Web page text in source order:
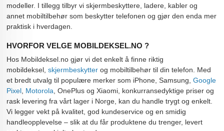
modeller. I tillegg tilbyr vi skjermbeskyttere, ladere, kabler og
annet mobiltilbehør som beskytter telefonen og gjør den enda mer
praktisk i hverdagen.
HVORFOR VELGE MOBILDEKSEL.NO ?
Hos Mobildeksel.no gjør vi det enkelt å finne riktig
mobildeksel,skjermbeskytter og mobiltilbehør til din telefon. Med
et bredt utvalg til populære merker som iPhone, Samsung,Google
Pixel Motorola , OnePlus og Xiaomi, konkurransedyktige priser og
rask levering fra vårt lager i Norge, kan du handle trygt og enkelt.
Vi legger vekt på kvalitet, god kundeservice og en smidig
handleopplevelse – slik at du får produktene du trenger, levert